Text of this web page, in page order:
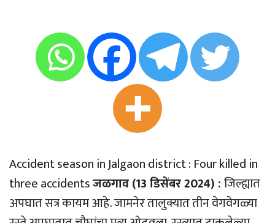
Accident season in Jalgaon district : Four killed in
three accidentsजळगाव (13 डिसेंबर 2024) :जिल्ह्यात
अपघात सत्र कायम आहे. जामनेर तालुक्यात तीन वेगवेगळ्या